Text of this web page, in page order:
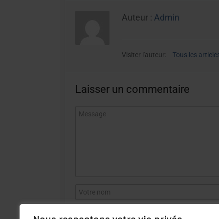
Auteur : Admin
Visiter l'auteur: Tous les
Laisser un commentaire